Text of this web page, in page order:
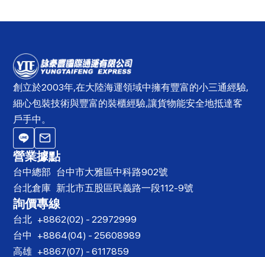
創立於2003年,在大陸海運領域中擁有豐富的小三通經驗,
細心包裝技術與豐富的裝櫃經驗,讓貨物能安全地抵達客
戶手中。
營業據點
台中總部 台中市大雅區中科路902號
台北倉庫 新北市五股區民義路一段112-9號
詢價專線
台北 +8862(02) - 22972999
台中 +8864(04) - 25608989
高雄 +8867(07) - 6117859